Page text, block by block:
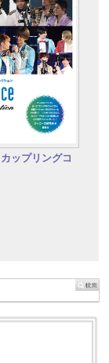
ップリングコ